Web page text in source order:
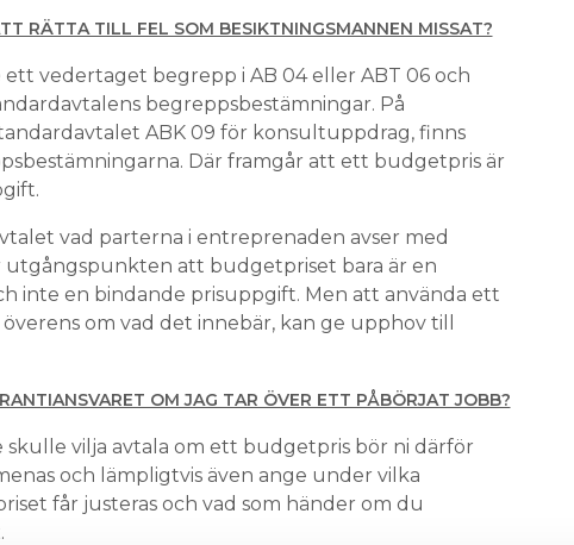
RÄTTA TILL FEL SOM BESIKTNINGSMANNEN MISSAT?
ett vedertaget begrepp i AB 04 eller ABT 06 och
begreppsbestämningar. På
ABK 09 för konsultuppdrag, finns
Där framgår att ett budgetpris är
vad parterna i entreprenaden avser med
att budgetpriset bara är en
inte en bindande prisuppgift. Men att använda ett
om vad det innebär, kan ge upphov till
OM JAG TAR ÖVER ETT PÅBÖRJAT JOBB?
skulle vilja avtala om ett budgetpris bör ni därför
och lämpligtvis även ange under vilka
får justeras och vad som händer om du